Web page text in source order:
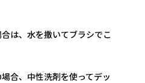
は、水を撒いてブラシでこ
合、中性洗剤を使ってデッ